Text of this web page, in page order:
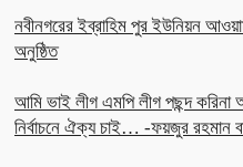
নবীনগরের ইব্রাহিম পুর ইউনিয়ন
অনুষ্ঠিত
আমি ভাই লীগ এমপি লীগ পছন্দ করিনা
নির্বাচনে ঐক্য চাই… -ফয়জুর রহমান